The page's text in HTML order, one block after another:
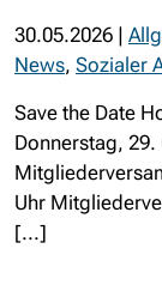
30.05.2026 |
News, Sozialer
Save the Date
Donnerstag, 29.
Uhr
[...]